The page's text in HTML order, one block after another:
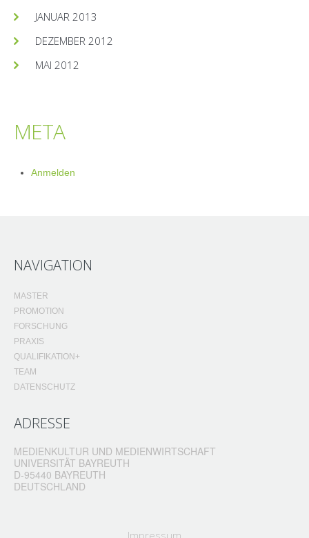
JANUAR 2013
DEZEMBER 2012
MAI 2012
META
Anmelden
NAVIGATION
MASTER
PROMOTION
FORSCHUNG
PRAXIS
QUALIFIKATION+
TEAM
DATENSCHUTZ
ADRESSE
MEDIENKULTUR UND MEDIENWIRTSCHAFT
UNIVERSITÄT BAYREUTH
D-95440 BAYREUTH
DEUTSCHLAND